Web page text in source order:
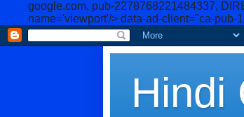
google.com, pub-2278768221484337,
name='viewport'/> data-ad-client="ca-pub-
Hindi